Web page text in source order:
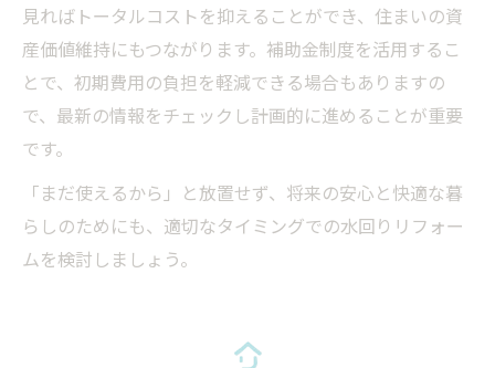
見ればトータルコストを抑えることができ、住まいの資
産価値維持にもつながります。補助金制度を活用するこ
とで、初期費用の負担を軽減できる場合もありますの
で、最新の情報をチェックし計画的に進めることが重要
です。
「まだ使えるから」と放置せず、将来の安心と快適な暮
らしのためにも、適切なタイミングでの水回りリフォー
ムを検討しましょう。